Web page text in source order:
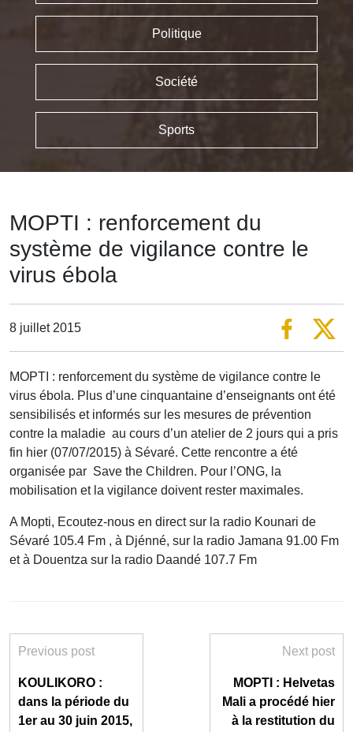
Politique
Société
Sports
MOPTI : renforcement du
système de vigilance contre le
virus ébola
8 juillet 2015
MOPTI : renforcement du système de vigilance contre le
virus ébola. Plus d’une cinquantaine d’enseignants ont été
sensibilisés et informés sur les mesures de prévention
contre la maladie au cours d’un atelier de 2 jours qui a pris
fin hier (07/07/2015) à Sévaré. Cette rencontre a été
organisée par Save the Children. Pour l’ONG, la
mobilisation et la vigilance doivent rester maximales.
A Mopti, Ecoutez-nous en direct sur la radio Kounari de
Sévaré 105.4 Fm , à Djénné, sur la radio Jamana 91.00 Fm
et à Douentza sur la radio Daandé 107.7 Fm
Previous post
KOULIKORO :
dans la période du
1er au 30 juin 2015,
Next post
MOPTI : Helvetas
Mali a procédé hier
à la restitution du